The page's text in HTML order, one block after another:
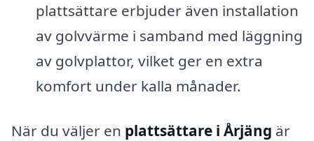
plattsättare erbjuder även installation
av golvvärme i samband med läggning
av golvplattor, vilket ger en extra
komfort under kalla månader.
När du väljer en plattsättare i Årjäng är